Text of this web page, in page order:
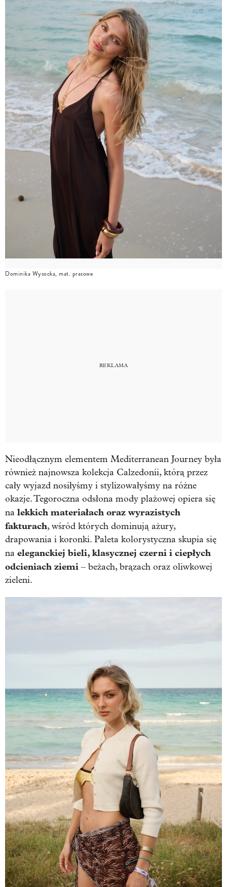
Dominika Wysocka, mat. prasowe
Nieodłącznym elementem Mediterranean Journey była
również najnowsza kolekcja Calzedonii, którą przez
cały wyjazd nosiłyśmy i stylizowałyśmy na różne
okazje. Tegoroczna odsłona mody plażowej opiera się
na lekkich materiałach oraz wyrazistych
fakturach, wśród których dominują ażury,
drapowania i koronki. Paleta kolorystyczna skupia się
na eleganckiej bieli, klasycznej czerni i ciepłych
odcieniach ziemi – beżach, brązach oraz oliwkowej
zieleni.